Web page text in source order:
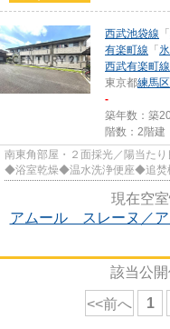
西武池袋線 「
有楽町線 「
西武有楽町線
東京都練馬区
-
築年数：築
階数：2階建
南東角部屋・２面採光／陽当た
◆浴室乾燥◆温水洗浄便座◆追焚
現在空
アムール スレーヌ／ア
該当公
<<前へ 1